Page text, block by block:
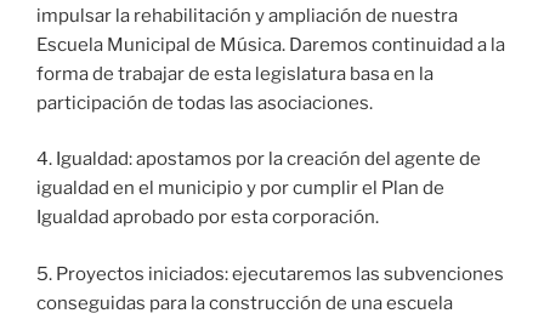
impulsar la rehabilitación y ampliación de nuestra
Escuela Municipal de Música. Daremos continuidad a la
forma de trabajar de esta legislatura basa en la
participación de todas las asociaciones.
4. Igualdad: apostamos por la creación del agente de
igualdad en el municipio y por cumplir el Plan de
Igualdad aprobado por esta corporación.
5. Proyectos iniciados: ejecutaremos las subvenciones
conseguidas para la construcción de una escuela